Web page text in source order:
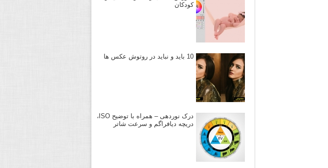
کودکان
10 باید و نباید در روتوش عکس ها
درک نوردهی – همراه با توضیح ISO،
دریچه دیافراگم و سرعت شاتر